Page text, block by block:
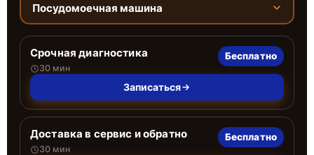
Посудомоечная машина
Срочная диагностика
30 мин
Бесплатно
Записаться
Доставка в сервис и обратно
30 мин
Бесплатно